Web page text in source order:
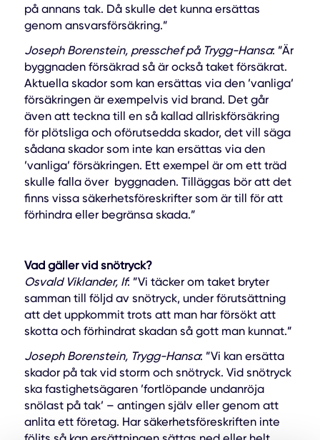
på annans tak. Då skulle det kunna ersättas
genom ansvarsförsäkring.”
Joseph Borenstein, presschef på Trygg-Hansa: ”Är
byggnaden försäkrad så är också taket försäkrat.
Aktuella skador som kan ersättas via den ’vanliga’
försäkringen är exempelvis vid brand. Det går
även att teckna till en så kallad allriskförsäkring
för plötsliga och oförutsedda skador, det vill säga
sådana skador som inte kan ersättas via den
’vanliga’ försäkringen. Ett exempel är om ett träd
skulle falla över byggnaden. Tilläggas bör att det
finns vissa säkerhetsföreskrifter som är till för att
förhindra eller begränsa skada.”
Vad gäller vid snötryck?
Osvald Viklander, If: ”Vi täcker om taket bryter
samman till följd av snötryck, under förutsättning
att det uppkommit trots att man har försökt att
skotta och förhindrat skadan så gott man kunnat.”
Joseph Borenstein, Trygg-Hansa: ”Vi kan ersätta
skador på tak vid storm och snötryck. Vid snötryck
ska fastighetsägaren ’fortlöpande undanröja
snölast på tak’ – antingen själv eller genom att
anlita ett företag. Har säkerhetsföreskriften inte